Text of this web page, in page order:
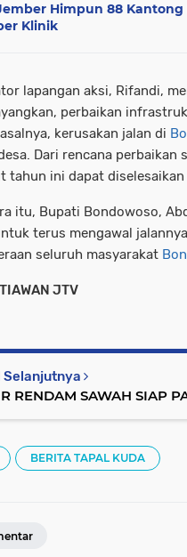
Himpun 88
Klinik
lapangan aksi, Rifandi,
perbaikan
kerusakan jalan di
Dari rencana perbaikan
tahun ini dapat
itu, Bupati Bondowoso,
terus mengawal
seluruh masyarakat
JTV
Selanjutnya
RENDAM SAWAH SIAP
BERITA TAPAL KUDA